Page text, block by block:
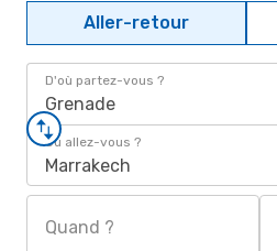
Aller-retour
D'où partez-vous ?
Grenade
Où allez-vous ?
Marrakech
Quand ?